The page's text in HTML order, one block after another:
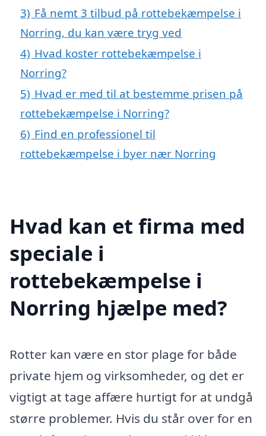
3) Få nemt 3 tilbud på rottebekæmpelse i
Norring, du kan være tryg ved
4) Hvad koster rottebekæmpelse i
Norring?
5) Hvad er med til at bestemme prisen på
rottebekæmpelse i Norring?
6) Find en professionel til
rottebekæmpelse i byer nær Norring
Hvad kan et firma med
speciale i
rottebekæmpelse i
Norring hjælpe med?
Rotter kan være en stor plage for både
private hjem og virksomheder, og det er
vigtigt at tage affære hurtigt for at undgå
større problemer. Hvis du står over for en